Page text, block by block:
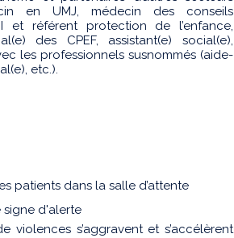
en UMJ, médecin des conseils
et référent protection de l’enfance,
des CPEF, assistant(e) social(e),
les professionnels susnommés (aide-
etc.).
patients dans la salle d’attente
signe d'alerte
s’aggravent et s’accélèrent